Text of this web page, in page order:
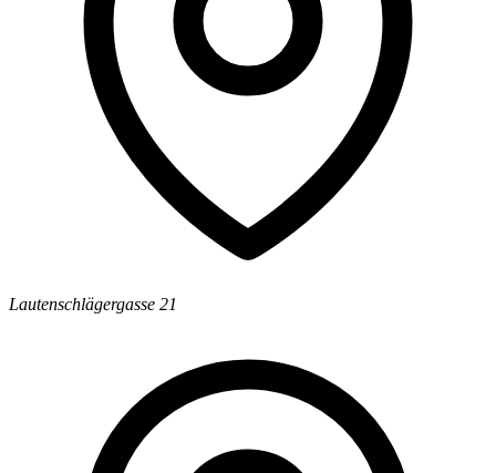
Lautenschlägergasse 21